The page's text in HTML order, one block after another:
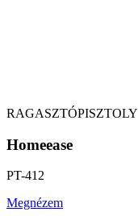
RAGASZTÓPISZTOLY
Homeease
PT-412
Megnézem